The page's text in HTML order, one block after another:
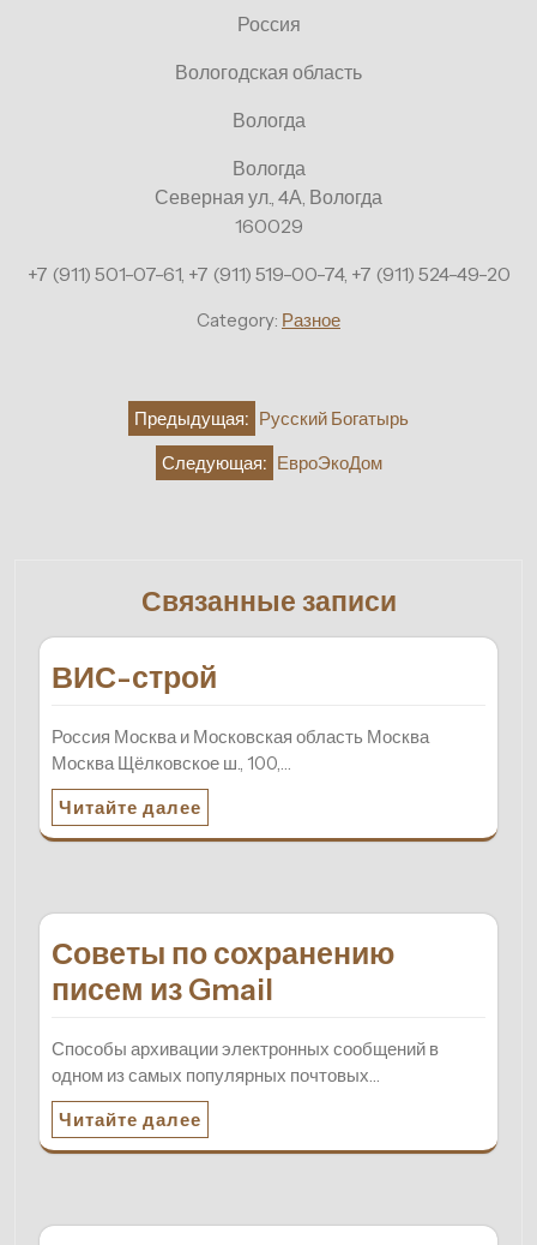
Россия
Вологодская область
Вологда
Вологда
Северная ул., 4А, Вологда
160029
+7 (911) 501-07-61, +7 (911) 519-00-74, +7 (911) 524-49-20
Category: Разное
НавигацияПредыдущая: Русский Богатырь
Следующая: ЕвроЭкоДом
Связанные записи
ВИС-строй
Россия Москва и Московская область Москва
Москва Щёлковское ш., 100,…
Читайте далее
Советы по сохранению
писем из Gmail
Способы архивации электронных сообщений в
одном из самых популярных почтовых…
Читайте далее